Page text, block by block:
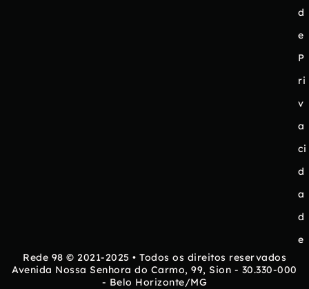
d
e
P
ri
v
a
ci
d
a
d
e
Rede 98 © 2021-2025 • Todos os direitos reservados
Avenida Nossa Senhora do Carmo, 99, Sion - 30.330-000
- Belo Horizonte/MG